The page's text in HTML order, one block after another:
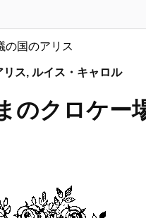
の国のアリス
ス, ルイス・キャロル
のクロケー